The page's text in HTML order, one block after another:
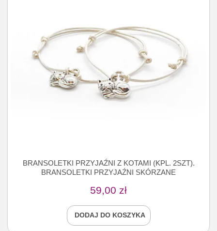
BRANSOLETKI PRZYJAŹNI Z KOTAMI (KPL. 2SZT).
BRANSOLETKI PRZYJAŹNI SKÓRZANE
59,00 zł
DODAJ DO KOSZYKA